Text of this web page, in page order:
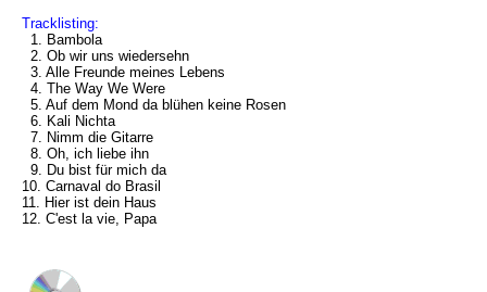
Tracklisting:
1. Bambola
2. Ob wir uns wiedersehn
3. Alle Freunde meines Lebens
4. The Way We Were
5. Auf dem Mond da blühen keine Rosen
6. Kali Nichta
7. Nimm die Gitarre
8. Oh, ich liebe ihn
9. Du bist für mich da
10. Carnaval do Brasil
11. Hier ist dein Haus
12. C'est la vie, Papa